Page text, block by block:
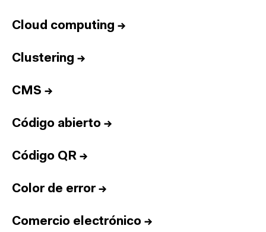
Cloud computing →
Clustering →
CMS →
Código abierto →
Código QR →
Color de error→
Comercio electrónico →